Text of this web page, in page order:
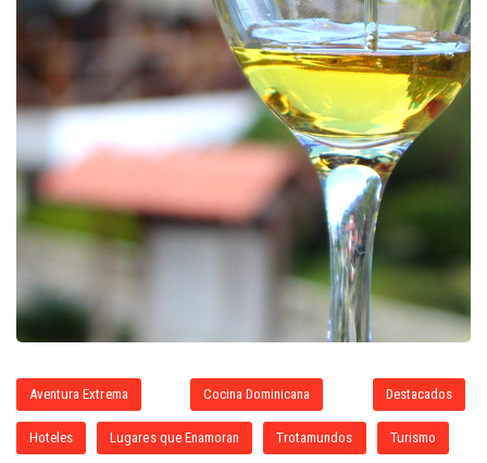
Aventura Extrema Cocina Dominicana Destacados
Hoteles Lugares que Enamoran Trotamundos Turismo